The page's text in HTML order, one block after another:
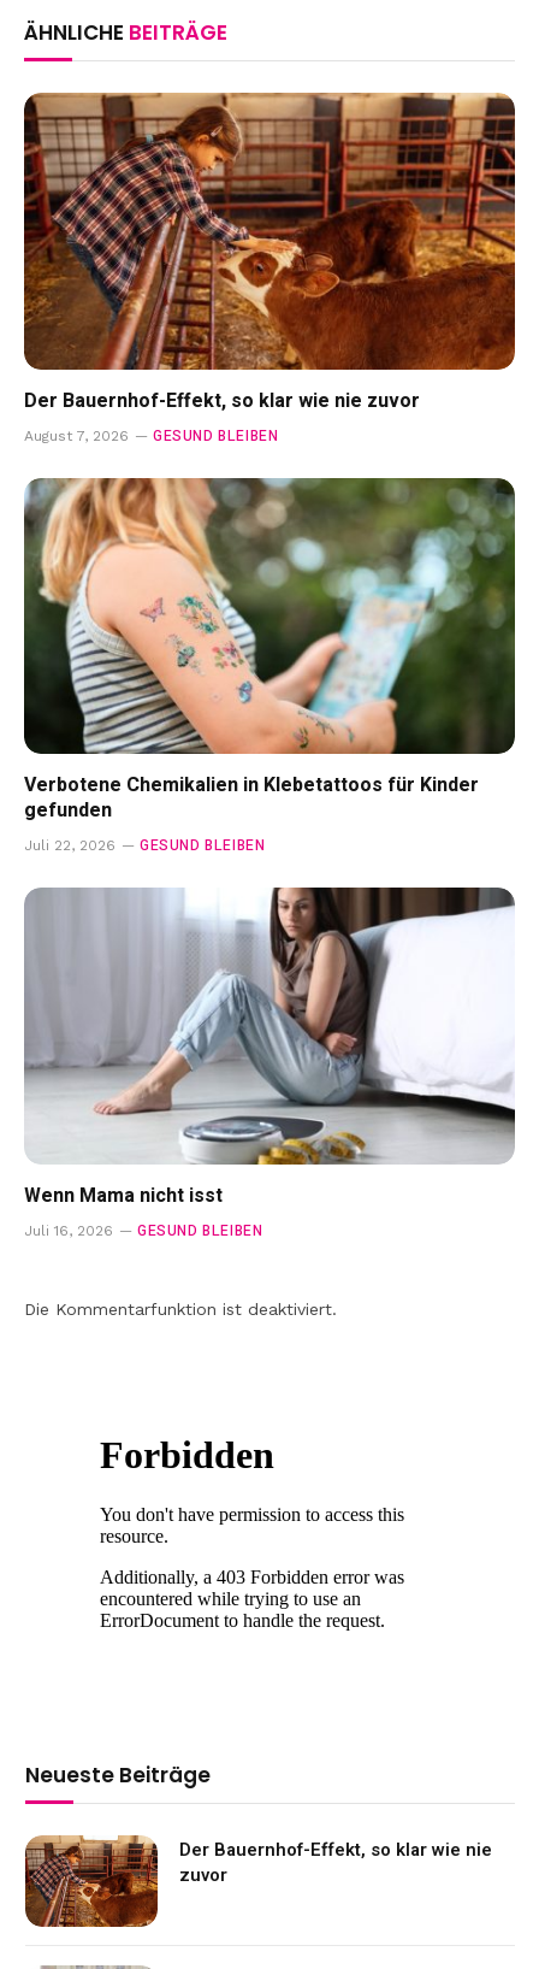
ÄHNLICHE BEITRÄGE
Der Bauernhof-Effekt, so klar wie nie zuvor
August 7, 2026 GESUND BLEIBEN
Verbotene Chemikalien in Klebetattoos für Kinder
gefunden
Juli 22, 2026 GESUND BLEIBEN
Wenn Mama nicht isst
Juli 16, 2026 GESUND BLEIBEN
Die Kommentarfunktion ist deaktiviert.
Neueste Beiträge
Der Bauernhof-Effekt, so klar wie nie
zuvor